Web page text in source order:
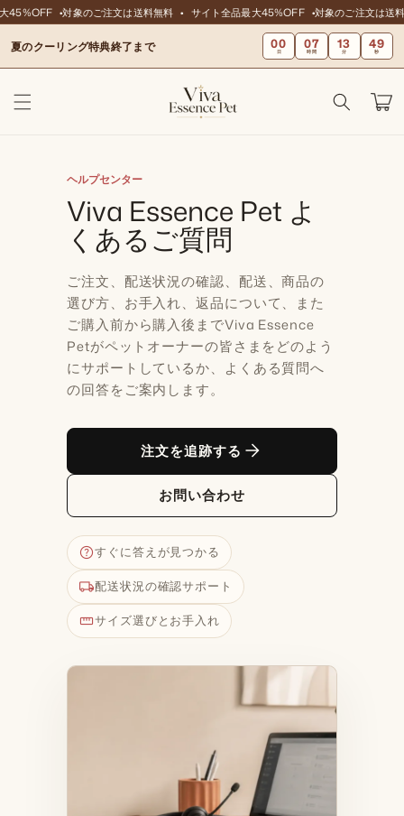
ンツに
スキッ
プ
45%OFF 対象のご注文は送料無料 サイト全品最大45%OFF 対象のご注文は送料
夏のクーリング特典終了まで 00
日
07
時間
13
分
49
秒
ー
ヘルプセンター
Viva Essence Pet よ
くあるご質問
ご注文、配送状況の確認、配送、商品の
選び方、お手入れ、返品について、また
ご購入前から購入後までViva Essence
Petがペットオーナーの皆さまをどのよう
にサポートしているか、よくある質問へ
の回答をご案内します。
注文を追跡する arrow_forward
お問い合わせ
helpすぐに答えが見つかる
local_shipping配送状況の確認サポート
straightenサイズ選びとお手入れ